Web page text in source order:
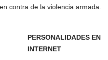
contra de la violencia armada.
PERSONALIDADES EN
INTERNET